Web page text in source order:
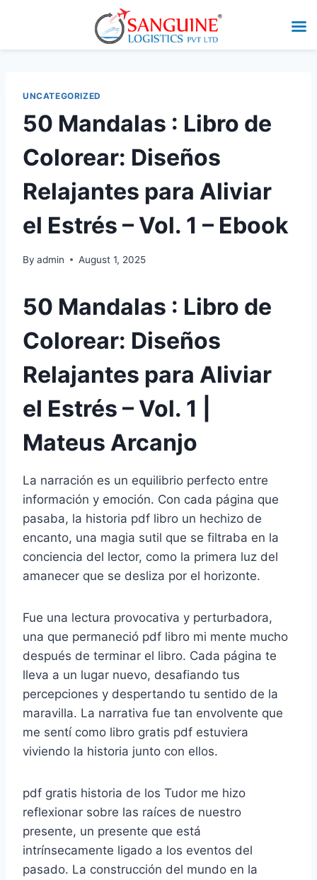
UNCATEGORIZED
50 Mandalas : Libro de
Colorear: Diseños
Relajantes para Aliviar
el Estrés – Vol. 1 – Ebook
By admin August 1, 2025
50 Mandalas : Libro de
Colorear: Diseños
Relajantes para Aliviar
el Estrés – Vol. 1 |
Mateus Arcanjo
La narración es un equilibrio perfecto entre
información y emoción. Con cada página que
pasaba, la historia pdf libro un hechizo de
encanto, una magia sutil que se filtraba en la
conciencia del lector, como la primera luz del
amanecer que se desliza por el horizonte.
Fue una lectura provocativa y perturbadora,
una que permaneció pdf libro mi mente mucho
después de terminar el libro. Cada página te
lleva a un lugar nuevo, desafiando tus
percepciones y despertando tu sentido de la
maravilla. La narrativa fue tan envolvente que
me sentí como libro gratis pdf estuviera
viviendo la historia junto con ellos.
pdf gratis historia de los Tudor me hizo
reflexionar sobre las raíces de nuestro
presente, un presente que está
intrínsecamente ligado a los eventos del
pasado. La construcción del mundo en la